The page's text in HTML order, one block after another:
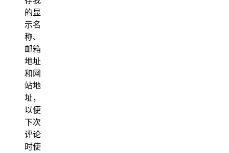
的显
示名
称、
邮箱
地址
和网
站地
址，
以便
下次
评论
时使